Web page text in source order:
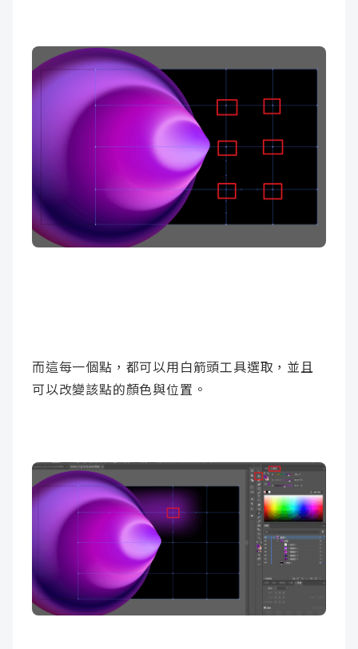
而這每一個點，都可以用白箭頭工具選取，並且
可以改變該點的顏色與位置。